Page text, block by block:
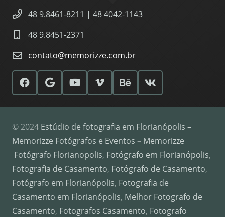
48 9.8461-8211 | 48 4042-1143
48 9.8451-2371
contato@memorizze.com.br
© 2024 Estúdio de fotografia em Florianópolis –
Memorizze Fotógrafos e Eventos – Memorizze
Fotógrafo Florianopolis, Fotógrafo em Florianópolis,
Fotografia de Casamento, Fotógrafo de Casamento,
Fotógrafo em Florianópolis, Fotografia de
Casamento em Florianópolis, Melhor Fotografo de
Casamento, Fotografos Casamento, Fotografo